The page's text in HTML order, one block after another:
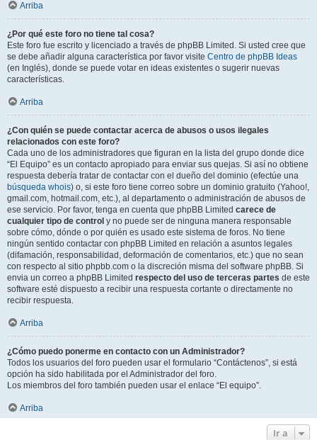
Arriba
¿Por qué este foro no tiene tal cosa?
Este foro fue escrito y licenciado a través de phpBB Limited. Si usted cree que
se debe añadir alguna característica por favor visite Centro de phpBB Ideas
(en Inglés), donde se puede votar en ideas existentes o sugerir nuevas
características.
Arriba
¿Con quién se puede contactar acerca de abusos o usos ilegales
relacionados con este foro?
Cada uno de los administradores que figuran en la lista del grupo donde dice
“El Equipo” es un contacto apropiado para enviar sus quejas. Si así no obtiene
respuesta debería tratar de contactar con el dueño del dominio (efectúe una
búsqueda whois) o, si este foro tiene correo sobre un dominio gratuito (Yahoo!,
gmail.com, hotmail.com, etc.), al departamento o administración de abusos de
ese servicio. Por favor, tenga en cuenta que phpBB Limited carece de
cualquier tipo de control y no puede ser de ninguna manera responsable
sobre cómo, dónde o por quién es usado este sistema de foros. No tiene
ningún sentido contactar con phpBB Limited en relación a asuntos legales
(difamación, responsabilidad, deformación de comentarios, etc.) que no sean
con respecto al sitio phpbb.com o la discreción misma del software phpBB. Si
envia un correo a phpBB Limited respecto del uso de terceras partes de este
software esté dispuesto a recibir una respuesta cortante o directamente no
recibir respuesta.
Arriba
¿Cómo puedo ponerme en contacto con un Administrador?
Todos los usuarios del foro pueden usar el formulario “Contáctenos”, si está
opción ha sido habilitada por el Administrador del foro.
Los miembros del foro también pueden usar el enlace “El equipo”.
Arriba
Ir a